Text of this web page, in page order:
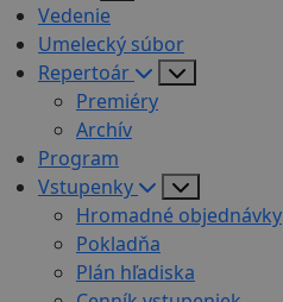
Vedenie
Umelecký súbor
Repertoár
Premiéry
Archív
Program
Vstupenky
Hromadné objednávky
Pokladňa
Plán hľadiska